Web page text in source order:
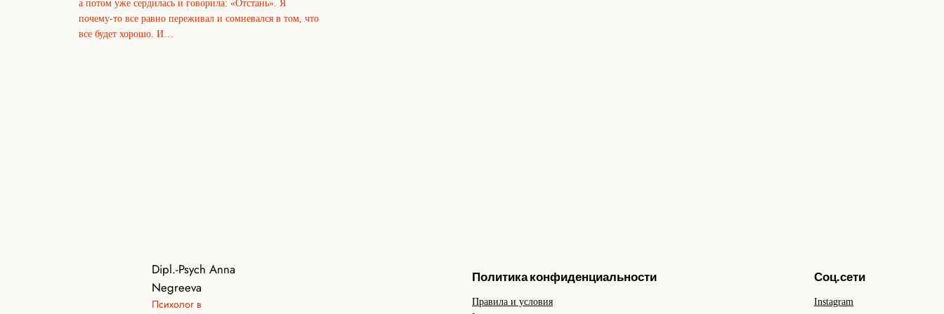
а потом уже сердилась и говорила: «Отстань». Я
почему-то все равно переживал и сомневался в том, что
все будет хорошо. И…
Dipl.-Psych Anna
Negreeva
Психолог в
Политика конфиденциальности
Правила и условия
Соц.сети
Instagram